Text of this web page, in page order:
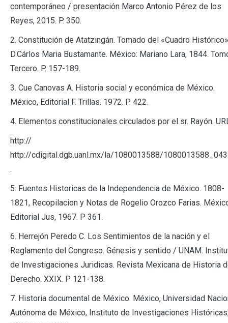
contemporáneo / presentación Marco Antonio Pérez de los
Reyes, 2015. P. 350.
2. Constitución de Atatzingán. Tomado del «Cuadro
D.Сárlos Maria Bustamante. México: Mariano Lara, 1844.
Tercero. P. 157-189.
3. Cue Canovas A. Historia social y económica de México.
México, Editorial F. Trillas. 1972. P. 422.
4. Elementos constitucionales circulados por el sr. Rayón.
http://
http://cdigital.dgb.uanl.mx/la/1080013588/
.
5. Fuentes Historicas de la Independencia de México. 1808-
1821, Recopilacion y Notas de Rogelio Orozco Farias.
Editorial Jus, 1967. P 361.
6. Herrejón Peredo C. Los Sentimientos de la nación y el
Reglamento del Congreso. Génesis y sentido / UNAM.
de Investigaciones Juridicas. Revista Mexicana de Historia
Derecho. XXIX. P 121-138.
7. Historia documental de México. México, Universidad
Autónoma de México, Instituto de Investigaciones